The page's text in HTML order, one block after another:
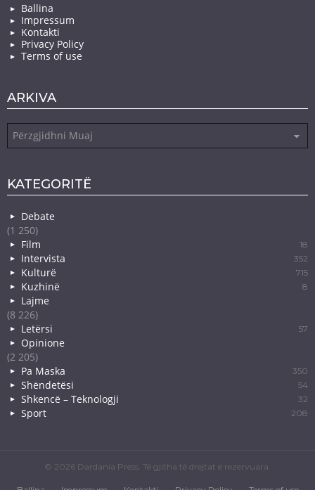
Ballina
Impressum
Kontakti
Privacy Policy
Terms of use
ARKIVA
KATEGORITË
Debate
(1 250)
Film
18
Intervista 352
Kulturë 715
Kuzhinë 8
Lajme
(8 226)
Letërsi
57
Opinione
(2 205)
Pa Maska
350
Shëndetësi 54
Shkencë – Teknologji 32
Sport 208
© 2026 Dardania Press. Të gjitha të drejtat e rezervuara.